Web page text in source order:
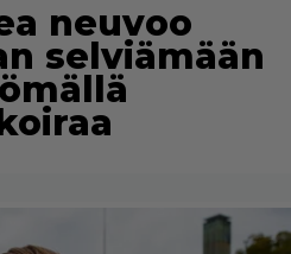
neuvoo
selviämään